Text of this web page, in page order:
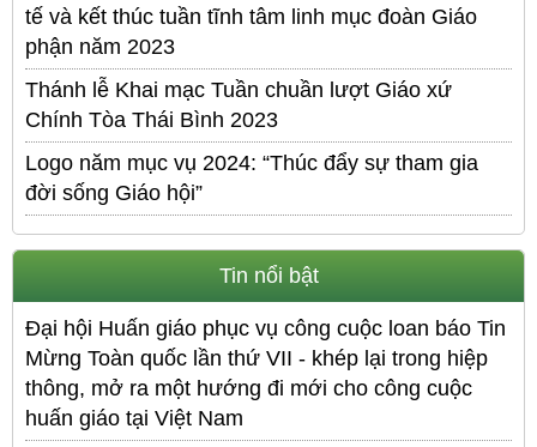
tế và kết thúc tuần tĩnh tâm linh mục đoàn Giáo
phận năm 2023
Thánh lễ Khai mạc Tuần chuần lượt Giáo xứ
Chính Tòa Thái Bình 2023
Logo năm mục vụ 2024: “Thúc đẩy sự tham gia
đời sống Giáo hội”
Tin nổi bật
Đại hội Huấn giáo phục vụ công cuộc loan báo Tin
Mừng Toàn quốc lần thứ VII - khép lại trong hiệp
thông, mở ra một hướng đi mới cho công cuộc
huấn giáo tại Việt Nam